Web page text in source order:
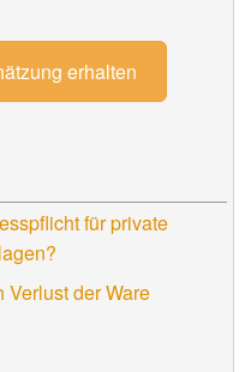
erhalten
für private
Verlust der Ware